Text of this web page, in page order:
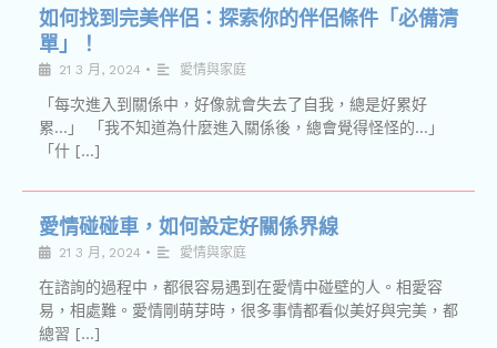
如何找到完美伴侶：探索你的伴侶條件「必備清
單」！
21 3 月, 2024 • 愛情與家庭
「每次進入到關係中，好像就會失去了自我，總是好累好
累…」 「我不知道為什麼進入關係後，總會覺得怪怪的…」
「什 […]
愛情碰碰車，如何設定好關係界線
21 3 月, 2024 • 愛情與家庭
在諮詢的過程中，都很容易遇到在愛情中碰壁的人。相愛容
易，相處難。愛情剛萌芽時，很多事情都看似美好與完美，都
總習 […]